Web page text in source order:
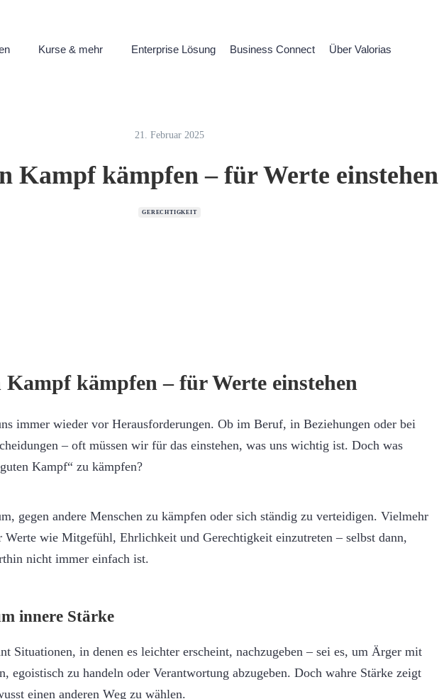
Kurse & mehr Enterprise Lösung Business Connect Über Valorias
21. Februar 2025
Kampf kämpfen – für Werte einstehen
GERECHTIGKEIT
Kampf kämpfen – für Werte einstehen
immer wieder vor Herausforderungen. Ob im Beruf, in Beziehungen oder bei
– oft müssen wir für das einstehen, was uns wichtig ist. Doch was
Kampf“ zu kämpfen?
gegen andere Menschen zu kämpfen oder sich ständig zu verteidigen. Vielmehr
Werte wie Mitgefühl, Ehrlichkeit und Gerechtigkeit einzutreten – selbst dann,
nicht immer einfach ist.
innere Stärke
Situationen, in denen es leichter erscheint, nachzugeben – sei es, um Ärger mit
egoistisch zu handeln oder Verantwortung abzugeben. Doch wahre Stärke zeigt
einen anderen Weg zu wählen.